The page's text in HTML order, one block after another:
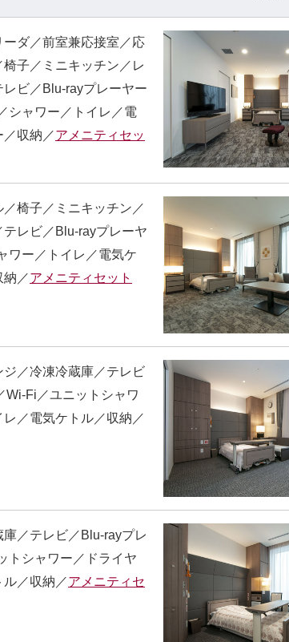
ダ／前室兼応接室／応
子／ミニキッチン／レ
ビ／Blu-rayプレーヤー
シャワー／トイレ／電
収納／アメニティセッ
椅子／ミニキッチン／
レビ／Blu-rayプレーヤ
ワー／トイレ／電気ケ
納／アメニティセット
／冷凍冷蔵庫／テレビ
Wi-Fi／ユニットシャワ
／電気ケトル／収納／
／テレビ／Blu-rayプレ
トシャワー／ドライヤ
／収納／アメニティセ